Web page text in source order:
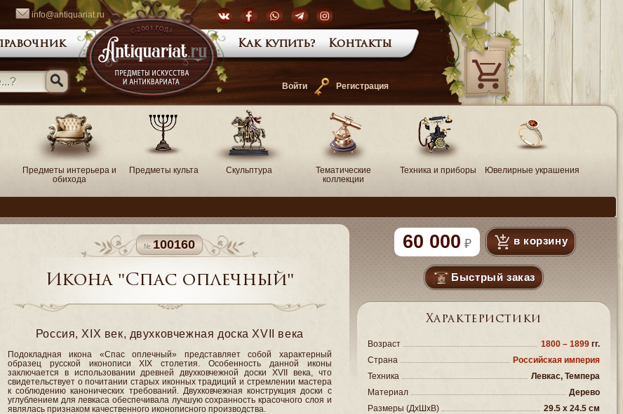
info@antiquariat.ru
Войти Регистрация
Как купить? Контакты
—
Предметы интерьера и
обихода
Предметы культа Скульптура
Тематические
коллекции
Техника и приборы Ювелирные украшения
100160
Икона "Спас оплечный"
Россия, XIX век, двухковчежная доска XVII века
Подокладная икона «Спас оплечный» представляет собой характерный
образец русской иконописи XIX столетия. Особенность данной иконы
заключается в использовании древней двухковчежной доски XVII века, что
свидетельствует о почитании старых иконных традиций и стремлении мастера
к соблюдению канонических требований. Двухковчежная конструкция доски с
углублением для левкаса обеспечивала лучшую сохранность красочного слоя и
являлась признаком качественного иконописного производства.
60 000 в корзину
Быстрый заказ
Характеристики
Возраст 1800 – 1899 гг.
Страна
Российская империя
Техника
Левкас, Темпера
Материал
Дерево
Размеры (ДxШxВ)
29.5 x 24.5 см